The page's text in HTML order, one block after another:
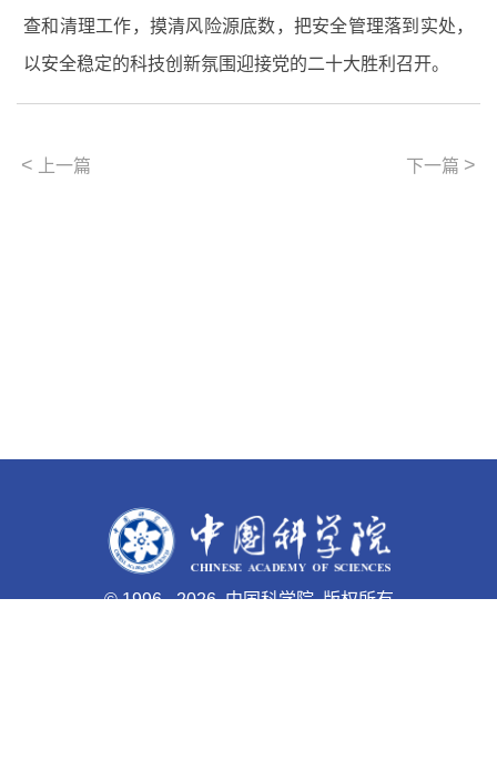
查和清理工作，摸清风险源底数，把安全管理落到实处，
以安全稳定的科技创新氛围迎接党的二十大胜利召开。
< 上一篇 下一篇 >
© 1996 -2026 中国科学院 版权所有